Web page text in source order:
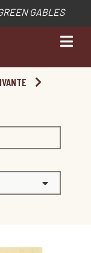
GABLES